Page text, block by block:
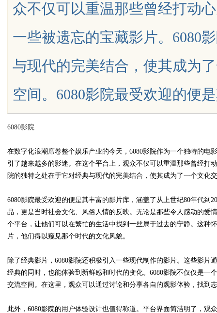
uz
众不仅可以重温那些曾经打动
一些被遗忘的宝藏影片。6080
与现代的完美结合，使其成为
空间。6080影院最受欢迎的便
6080影院
在数字化浪潮席卷整个娱乐产业的今天，6080影院作为一个独特的
引了越来越多的影迷。在这个平台上，观众不仅可以重温那些曾经打
院的独特之处在于它对经典与现代的完美结合，使其成为了一个文化
6080影院最受欢迎的便是其丰富的影片库，涵盖了从上世纪80年代到
品，更是当时社会文化、风俗人情的反映。无论是那些令人感动的爱
个平台，让他们可以在繁忙的生活中找到一丝属于过去的宁静。这种
片，他们得以窥见那个时代的文化风貌。
除了经典影片，6080影院还积极引入一些现代制作的影片。这些影
经典的同时，也能体验到新鲜感和时代的变化。6080影院不仅仅是
交流空间。在这里，观众可以通过讨论和分享各自的观影体验，找到
此外，6080影院的用户体验设计也值得称道。平台界面简洁明了，